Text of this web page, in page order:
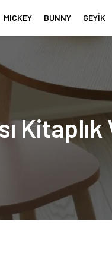
MICKEY BUNNY GEYİK